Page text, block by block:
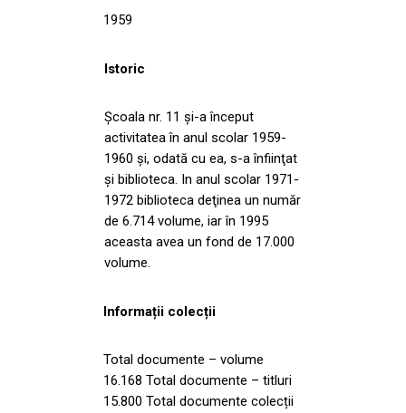
1959
Istoric
Școala nr. 11 și-a început
activitatea în anul scolar 1959-
1960 și, odată cu ea, s-a înfiinţat
și biblioteca. In anul scolar 1971-
1972 biblioteca deţinea un număr
de 6.714 volume, iar în 1995
aceasta avea un fond de 17.000
volume.
Informații colecții
Total documente – volume
16.168 Total documente – titluri
15.800 Total documente colecții